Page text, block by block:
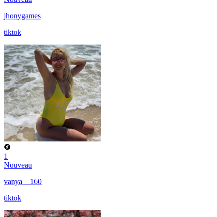
jhonygames
tiktok
1
Nouveau
vanya__160
tiktok